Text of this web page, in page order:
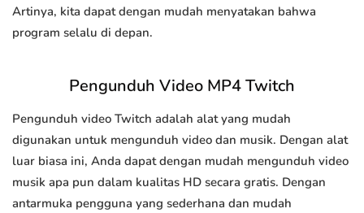
Artinya, kita dapat dengan mudah menyatakan bahwa
program selalu di depan.
Pengunduh Video MP4 Twitch
Pengunduh video Twitch adalah alat yang mudah
digunakan untuk mengunduh video dan musik. Dengan alat
luar biasa ini, Anda dapat dengan mudah mengunduh video
musik apa pun dalam kualitas HD secara gratis. Dengan
antarmuka pengguna yang sederhana dan mudah